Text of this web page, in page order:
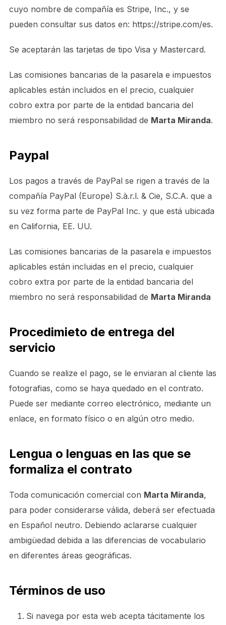
cuyo nombre de compañía es Stripe, Inc., y se
pueden consultar sus datos en: https://stripe.com/es.
Se aceptarán las tarjetas de tipo Visa y Mastercard.
Las comisiones bancarias de la pasarela e impuestos
aplicables están incluidos en el precio, cualquier
cobro extra por parte de la entidad bancaria del
miembro no será responsabilidad de Marta Miranda.
Paypal
Los pagos a través de PayPal se rigen a través de la
compañía PayPal (Europe) S.à.r.l. & Cie, S.C.A. que a
su vez forma parte de PayPal Inc. y que está ubicada
en California, EE. UU.
Las comisiones bancarias de la pasarela e impuestos
aplicables están incluidas en el precio, cualquier
cobro extra por parte de la entidad bancaria del
miembro no será responsabilidad de Marta Miranda
Procedimieto de entrega del
servicio
Cuando se realize el pago, se le enviaran al cliente las
fotografias, como se haya quedado en el contrato.
Puede ser mediante correo electrónico, mediante un
enlace, en formato físico o en algún otro medio.
Lengua o lenguas en las que se
formaliza el contrato
Toda comunicación comercial con Marta Miranda,
para poder considerarse válida, deberá ser efectuada
en Español neutro. Debiendo aclararse cualquier
ambigüedad debida a las diferencias de vocabulario
en diferentes áreas geográficas.
Términos de uso
Si navega por esta web acepta tácitamente los